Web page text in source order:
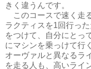
きく違うんです。
このコースで速く走
ラクティスを1回行っ
をつけて、自分にとっ
にマシンを乗っけて行
オーヴァルと異なるラ
を走る人も、高いライ